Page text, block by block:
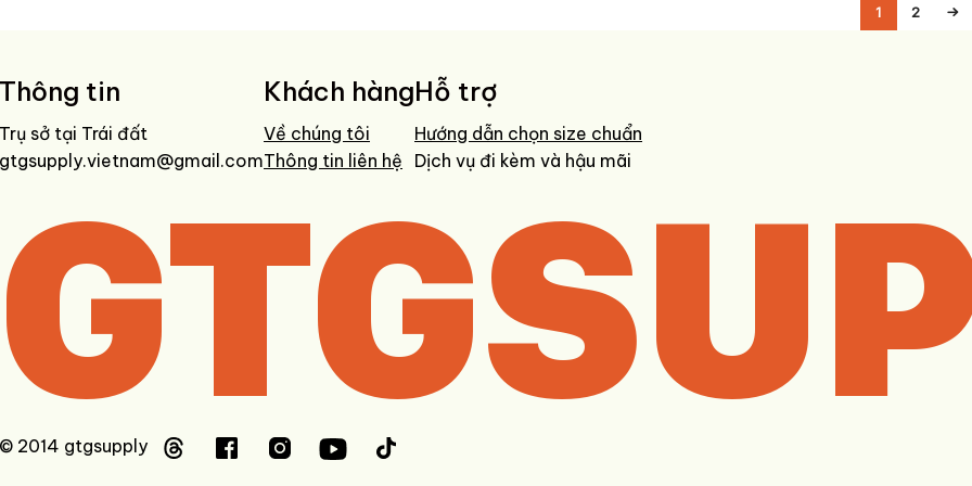
1 2 →
Thông tin
Trụ sở tại Trái đất
gtgsupply.vietnam@gmail.com
Khách hàng
Về chúng tôi
Thông tin liên hệ
Hỗ trợ
Hướng dẫn chọn size chuẩn
Dịch vụ đi kèm và hậu mãi
© 2014 gtgsupply